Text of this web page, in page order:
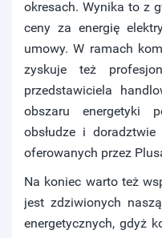
okresach. Wynika to z
ceny za energię
umowy. W ramach
zyskuje też
przedstawiciela
obszaru energetyki
obsłudze i
oferowanych przez
Na koniec warto też
jest zdziwionych
energetycznych, gdyż